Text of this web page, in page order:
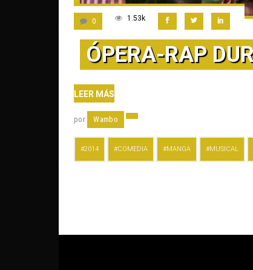
0 1.53k
ÓPERA-RAP
LEER MÁS
por Wambo
2014 COMEDIA MANGA MUSICAL